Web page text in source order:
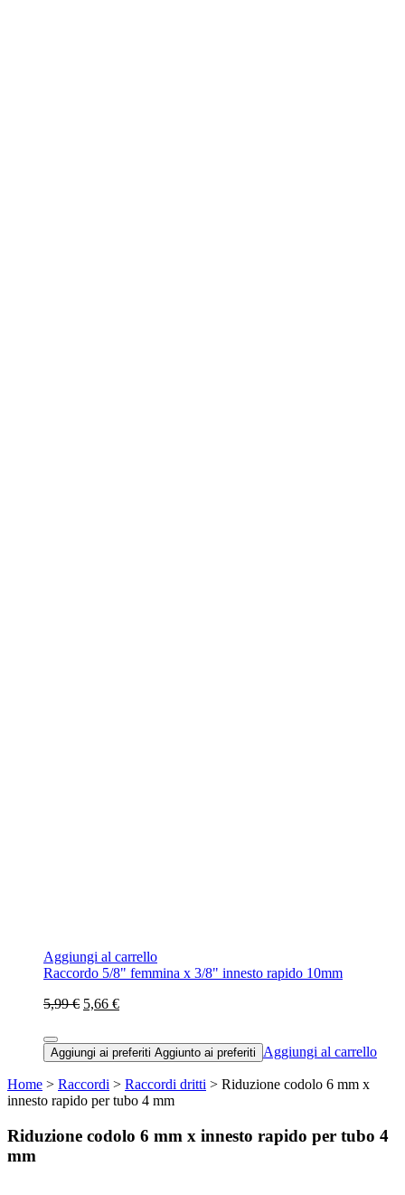
Aggiungi al carrello
Raccordo 5/8" femmina x 3/8" innesto rapido 10mm
5,99 € 5,66 €
Aggiungi ai preferiti Aggiunto ai preferiti Aggiungi al carrello
Home > Raccordi > Raccordi dritti > Riduzione codolo 6 mm x
innesto rapido per tubo 4 mm
Riduzione codolo 6 mm x innesto rapido per tubo 4
mm